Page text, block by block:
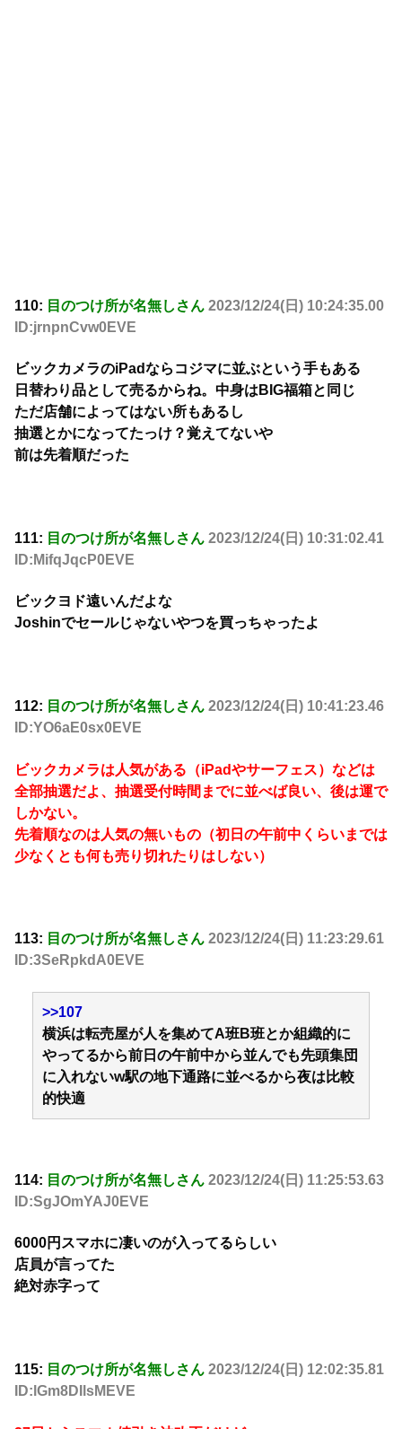
110: 目のつけ所が名無しさん 2023/12/24(日) 10:24:35.00
ID:jrnpnCvw0EVE
ビックカメラのiPadならコジマに並ぶという手もある
日替わり品として売るからね。中身はBIG福箱と同じ
ただ店舗によってはない所もあるし
抽選とかになってたっけ？覚えてないや
前は先着順だった
111: 目のつけ所が名無しさん 2023/12/24(日) 10:31:02.41
ID:MifqJqcP0EVE
ビックヨド遠いんだよな
Joshinでセールじゃないやつを買っちゃったよ
112: 目のつけ所が名無しさん 2023/12/24(日) 10:41:23.46
ID:YO6aE0sx0EVE
ビックカメラは人気がある（iPadやサーフェス）などは
全部抽選だよ、抽選受付時間までに並べば良い、後は運で
しかない。
先着順なのは人気の無いもの（初日の午前中くらいまでは
少なくとも何も売り切れたりはしない）
113: 目のつけ所が名無しさん 2023/12/24(日) 11:23:29.61
ID:3SeRpkdA0EVE
>>107
横浜は転売屋が人を集めてA班B班とか組織的に
やってるから前日の午前中から並んでも先頭集団
に入れないw駅の地下通路に並べるから夜は比較
的快適
114: 目のつけ所が名無しさん 2023/12/24(日) 11:25:53.63
ID:SgJOmYAJ0EVE
6000円スマホに凄いのが入ってるらしい
店員が言ってた
絶対赤字って
115: 目のつけ所が名無しさん 2023/12/24(日) 12:02:35.81
ID:lGm8DIlsMEVE